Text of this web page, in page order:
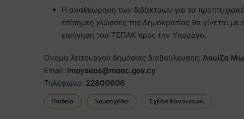
Η αναθεώρηση των διδάκτρων για τα
επίσημες γλώσσες της Δημοκρατίας θα γίνεται
εισήγηση του ΤΕΠΑΚ προς την Υπουργό.
Όνομα λειτουργού δημόσιας διαβούλευσης: Λουίζα
Email: lmoyseos@moec.gov.cy
Τηλέφωνο: 22800606
Παιδεία Νομοσχέδιο Σχέδιο Κανονισμού